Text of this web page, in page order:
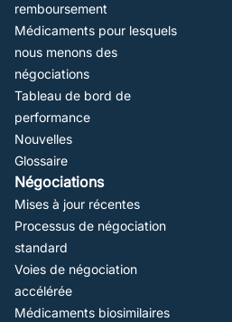
remboursement
Médicaments pour lesquels
nous menons des
négociations
Tableau de bord de
performance
Nouvelles
Glossaire
Négociations
Mises à jour récentes
Processus de négociation
standard
Voies de négociation
accélérée
Médicaments biosimilaires